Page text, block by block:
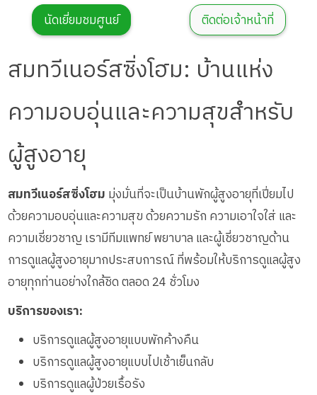
นัดเยี่ยมชมศูนย์ ติดต่อเจ้าหน้าที่
สมทวีเนอร์สซิ่งโฮม: บ้านแห่ง
ความอบอุ่นและความสุขสำหรับ
ผู้สูงอายุ
สมทวีเนอร์สซิ่งโฮม มุ่งมั่นที่จะเป็นบ้านพักผู้สูงอายุที่เปี่ยมไป
ด้วยความอบอุ่นและความสุข ด้วยความรัก ความเอาใจใส่ และ
ความเชี่ยวชาญ เรามีทีมแพทย์ พยาบาล และผู้เชี่ยวชาญด้าน
การดูแลผู้สูงอายุมากประสบการณ์ ที่พร้อมให้บริการดูแลผู้สูง
อายุทุกท่านอย่างใกล้ชิด ตลอด 24 ชั่วโมง
บริการของเรา:
บริการดูแลผู้สูงอายุแบบพักค้างคืน
บริการดูแลผู้สูงอายุแบบไปเช้าเย็นกลับ
บริการดูแลผู้ป่วยเรื้อรัง